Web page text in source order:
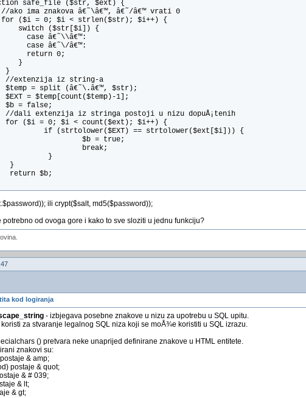
safe_file ($str, $ext) {
ima znakova â€˜\â€™, â€˜/â€™ vrati 0
($i = 0; $i < strlen($str); $i++) {
($str[$i]) {
â€˜\\â€™:
â€˜\/â€™:
0;
iz string-a
= split (â€˜\.â€™, $str);
= $temp[count($temp)-1];
= false;
extenzija iz stringa postoji u nizu dopuÅ¡tenih
($i = 0; $i < count($ext); $i++) {
== strtolower($ext[$i])) {
= true;
$b;
ili crypt($salt, md5($password));
potrebno od ovoga gore i kako to sve sloziti u jednu funkciju?
kod logiranja
- izbjegava posebne znakove u nizu za upotrebu u SQL upitu.
za stvaranje legalnog SQL niza koji se moÅ¾e koristiti u SQL izrazu.
() pretvara neke unaprijed definirane znakove u HTML entitete.
znakovi su:
& amp;
postaje & quot;
& # 039;
& lt;
& gt;